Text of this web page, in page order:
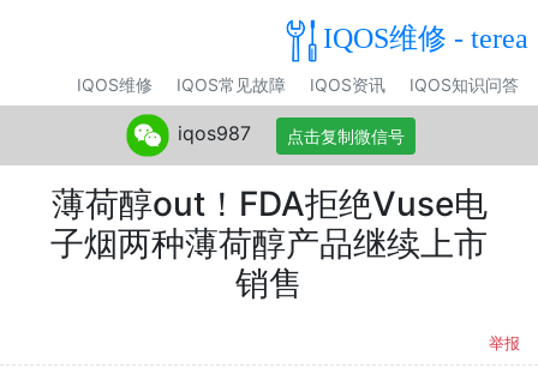
IQOS维修 - terea
IQOS维修 IQOS常见故障 IQOS资讯 IQOS知识问答
薄荷醇out！FDA拒绝Vuse电
子烟两种薄荷醇产品继续上市
销售
举报
iqos987 点击复制微信号